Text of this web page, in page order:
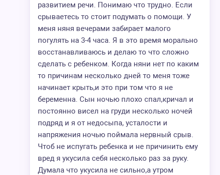
развитием речи. Понимаю что трудно. Если
срываетесь то стоит подумать о помощи. У
меня няня вечерами забирает малого
погулять на 3-4 часа. Я в это время морально
восстанавливаюсь и делаю то что сложно
сделать с ребенком. Когда няни нет по каким
то причинам несколько дней то меня тоже
начинает крыть,и это при том что я не
беременна. Сын ночью плохо спал,кричал и
постоянно висел на груди несколько ночей
подряд и я от недосыпа, усталости и
напряжения ночью поймала нервный срыв.
Чтоб не испугать ребенка и не причинить ему
вред я укусила себя несколько раз за руку.
Думала что укусила не сильно,а утром